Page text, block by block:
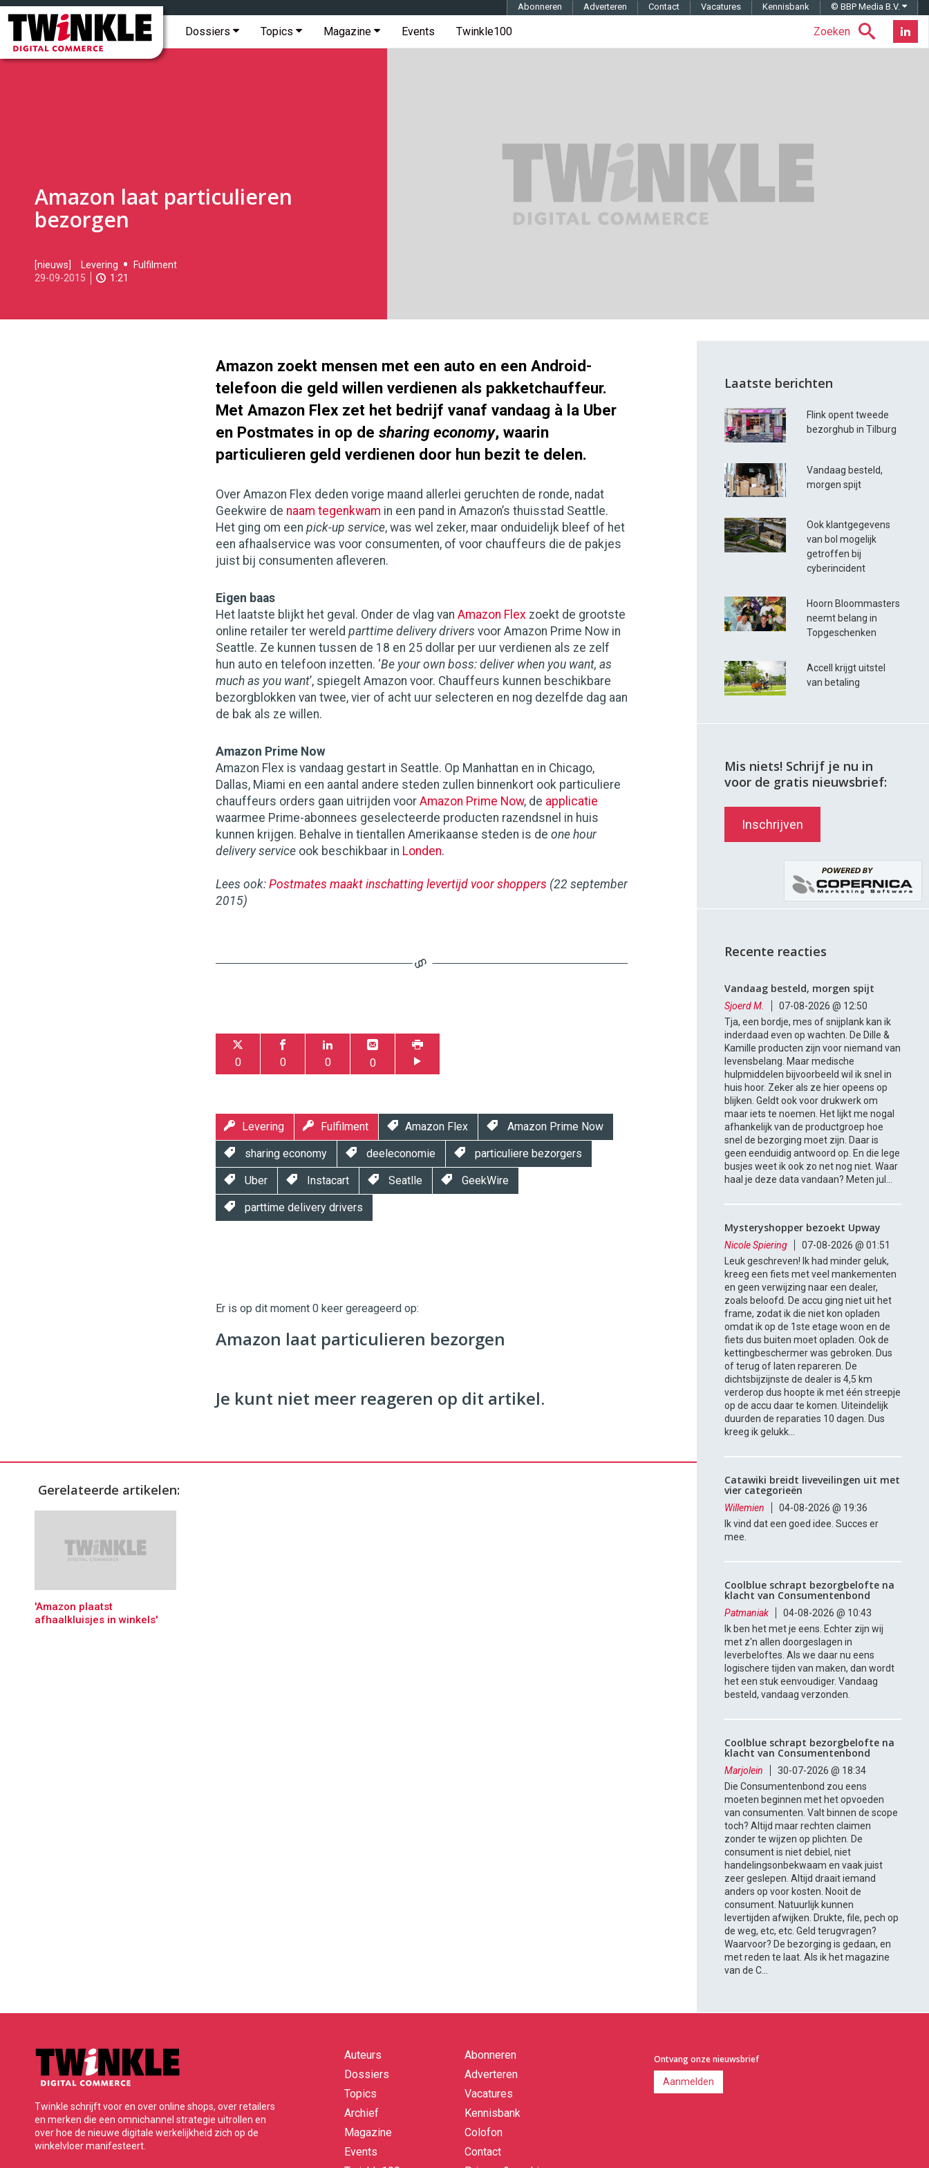
Twinkle
Digital
Commerce
Hoofdmenu Zoeken
Dossiers Topics Magazine Events Twinkle100
Topmenu Abonneren Adverteren Contact Vacatures Kennisbank © BBP Media B.V.
Amazon laat particulieren
bezorgen
2015-
09-
05-
[nieuws] Levering
Fulfilment
29-09-2015
1:21
Amazon zoekt mensen met een auto en een Android-
telefoon die geld willen verdienen als pakketchauffeur.
Met Amazon Flex zet het bedrijf vanaf vandaag à la Uber
en Postmates in op de sharing economy, waarin
particulieren geld verdienen door hun bezit te delen.
Over Amazon Flex deden vorige maand allerlei geruchten de ronde, nadat
Geekwire de naam tegenkwam in een pand in Amazon’s thuisstad Seattle.
Het ging om een pick-up service, was wel zeker, maar onduidelijk bleef of het
een afhaalservice was voor consumenten, of voor chauffeurs die de pakjes
juist bij consumenten afleveren.
Eigen baas
Het laatste blijkt het geval. Onder de vlag van Amazon Flex zoekt de grootste
online retailer ter wereld parttime delivery drivers voor Amazon Prime Now in
Seattle. Ze kunnen tussen de 18 en 25 dollar per uur verdienen als ze zelf
hun auto en telefoon inzetten. ‘Be your own boss: deliver when you want, as
much as you want’, spiegelt Amazon voor. Chauffeurs kunnen beschikbare
bezorgblokken van twee, vier of acht uur selecteren en nog dezelfde dag aan
de bak als ze willen.
Amazon Prime Now
Amazon Flex is vandaag gestart in Seattle. Op Manhattan en in Chicago,
Dallas, Miami en een aantal andere steden zullen binnenkort ook particuliere
chauffeurs orders gaan uitrijden voor Amazon Prime Now, de applicatie
waarmee Prime-abonnees geselecteerde producten razendsnel in huis
kunnen krijgen. Behalve in tientallen Amerikaanse steden is de one hour
delivery service ook beschikbaar in Londen.
Lees ook: Postmates maakt inschatting levertijd voor shoppers (22 september
2015)
0 0 0 0
Levering Fulfilment Amazon Flex Amazon Prime Now
sharing economy deeleconomie particuliere bezorgers
Uber Instacart Seatlle GeekWire
parttime delivery drivers
Digital
9654
Er is op dit moment 0 keer gereageerd op:
Amazon laat particulieren bezorgen
Je kunt niet meer reageren op dit artikel.
Gerelateerde artikelen:
'Amazon plaatst
afhaalkluisjes in winkels'
Laatste berichten
Flink opent tweede
bezorghub in Tilburg
Vandaag besteld,
morgen spijt
Ook klantgegevens
van bol mogelijk
getroffen bij
cyberincident
Hoorn Bloommasters
neemt belang in
Topgeschenken
Accell krijgt uitstel
van betaling
Mis niets! Schrijf je nu in
voor de gratis nieuwsbrief:
Inschrijven
Recente reacties
Vandaag besteld, morgen spijt
Sjoerd M.
07-08-2026 @ 12:50
Tja, een bordje, mes of snijplank kan ik
inderdaad even op wachten. De Dille &
Kamille producten zijn voor niemand van
levensbelang. Maar medische
hulpmiddelen bijvoorbeeld wil ik snel in
huis hoor. Zeker als ze hier opeens op
blijken. Geldt ook voor drukwerk om
maar iets te noemen. Het lijkt me nogal
afhankelijk van de productgroep hoe
snel de bezorging moet zijn. Daar is
geen eenduidig antwoord op. En die lege
busjes weet ik ook zo net nog niet. Waar
haal je deze data vandaan? Meten jul...
Mysteryshopper bezoekt Upway
Nicole Spiering
07-08-2026 @ 01:51
Leuk geschreven! Ik had minder geluk,
kreeg een fiets met veel mankementen
en geen verwijzing naar een dealer,
zoals beloofd. De accu ging niet uit het
frame, zodat ik die niet kon opladen
omdat ik op de 1ste etage woon en de
fiets dus buiten moet opladen. Ook de
kettingbeschermer was gebroken. Dus
of terug of laten repareren. De
dichtsbijzijnste de dealer is 4,5 km
verderop dus hoopte ik met één streepje
op de accu daar te komen. Uiteindelijk
duurden de reparaties 10 dagen. Dus
kreeg ik gelukk...
Catawiki breidt liveveilingen uit met
vier categorieën
Willemien
04-08-2026 @ 19:36
Ik vind dat een goed idee. Succes er
mee.
Coolblue schrapt bezorgbelofte na
klacht van Consumentenbond
Patmaniak
04-08-2026 @ 10:43
Ik ben het met je eens. Echter zijn wij
met z'n allen doorgeslagen in
leverbeloftes. Als we daar nu eens
logischere tijden van maken, dan wordt
het een stuk eenvoudiger. Vandaag
besteld, vandaag verzonden.
Coolblue schrapt bezorgbelofte na
klacht van Consumentenbond
Marjolein
30-07-2026 @ 18:34
Die Consumentenbond zou eens
moeten beginnen met het opvoeden
van consumenten. Valt binnen de scope
toch? Altijd maar rechten claimen
zonder te wijzen op plichten. De
consument is niet debiel, niet
handelingsonbekwaam en vaak juist
zeer geslepen. Altijd draait iemand
anders op voor kosten. Nooit de
consument. Natuurlijk kunnen
levertijden afwijken. Drukte, file, pech op
de weg, etc, etc. Geld terugvragen?
Waarvoor? De bezorging is gedaan, en
met reden te laat. Als ik het magazine
van de C...
Twinkle schrijft voor en over online shops, over retailers
en merken die een omnichannel strategie uitrollen en
over hoe de nieuwe digitale werkelijkheid zich op de
winkelvloer manifesteert.
Quick
links
Auteurs
Dossiers
Topics
Archief
Magazine
Events
Abonneren
Adverteren
Vacatures
Kennisbank
Colofon
Contact
Ontvang onze nieuwsbrief
Aanmelden